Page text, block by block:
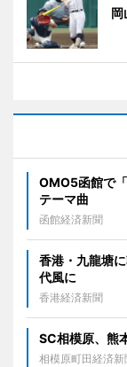
OMO5函館で
テーマ曲
函館経済新聞
香港・九龍塘
代風に
香港経済新聞
SC相模原、熊
相模原町田経済新